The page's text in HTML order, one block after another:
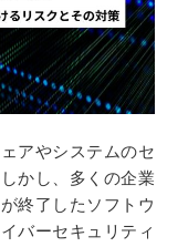
en-US/advisory/CVE-
en-US/advisory/CVE-
アやシステムのセ
かし、多くの企業
終了したソフトウ
バーセキュリティ